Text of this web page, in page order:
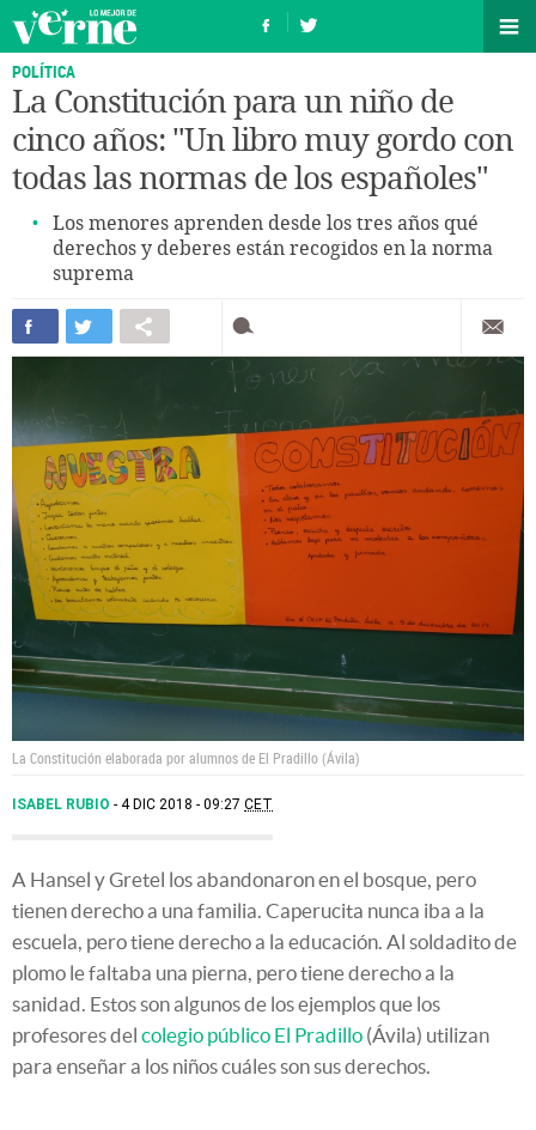
POLÍTICA
La Constitución para un niño de
cinco años: "Un libro muy gordo con
todas las normas de los españoles"
Los menores aprenden desde los tres años qué
derechos y deberes están recogidos en la norma
suprema
La Constitución elaborada por alumnos de El Pradillo (Ávila)
ISABEL RUBIO 4 DIC 2018 - 09:27 CET
A Hansel y Gretel los abandonaron en el bosque, pero
tienen derecho a una familia. Caperucita nunca iba a la
escuela, pero tiene derecho a la educación. Al soldadito de
plomo le faltaba una pierna, pero tiene derecho a la
sanidad. Estos son algunos de los ejemplos que los
profesores del colegio público El Pradillo (Ávila) utilizan
para enseñar a los niños cuáles son sus derechos.